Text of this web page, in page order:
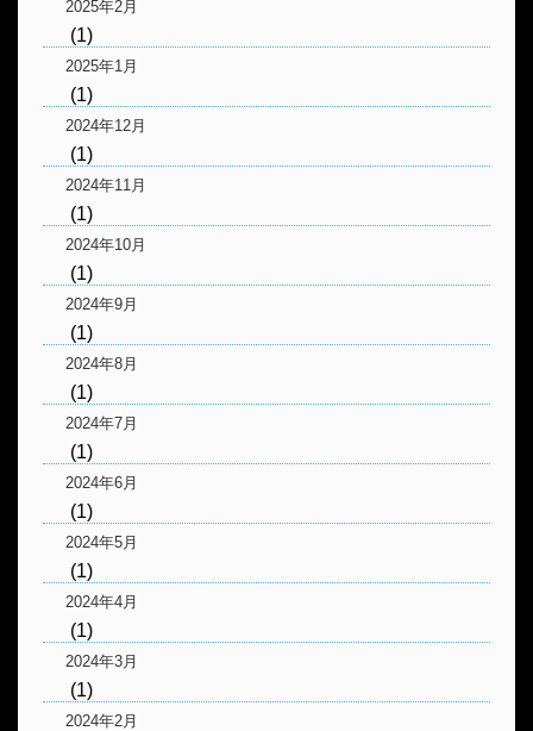
2025年2月
(1)
2025年1月
(1)
2024年12月
(1)
2024年11月
(1)
2024年10月
(1)
2024年9月
(1)
2024年8月
(1)
2024年7月
(1)
2024年6月
(1)
2024年5月
(1)
2024年4月
(1)
2024年3月
(1)
2024年2月